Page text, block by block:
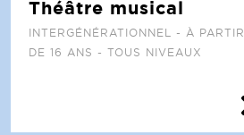
Théâtre musical
INTERGÉNÉRATIONNEL - À PARTIR
DE 16 ANS - TOUS NIVEAUX